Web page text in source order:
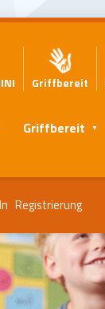
Griffbereit
Griffbereit
Registrierung